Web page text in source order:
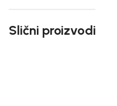
Slični proizvodi